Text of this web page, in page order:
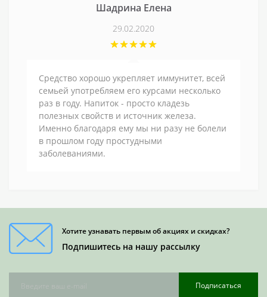
Шадрина Елена
29.02.2020
Средство хорошо укрепляет иммунитет, всей
семьей употребляем его курсами несколько
раз в году. Напиток - просто кладезь
полезных свойств и источник железа.
Именно благодаря ему мы ни разу не болели
в прошлом году простудными
заболеваниями.
Хотите узнавать первым об акциях и скидках?
Подпишитесь на нашу рассылку
Подписаться